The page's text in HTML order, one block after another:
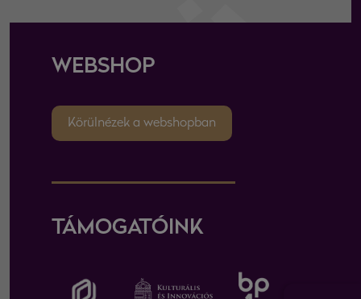
WEBSHOP
Körülnézek a webshopban
TÁMOGATÓINK